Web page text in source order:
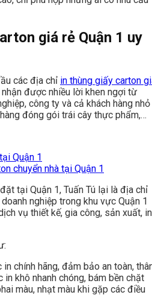
giá rẻ Quận 1 uy
các địa chỉ in thùng giấy carton
nhận được nhiều lời khen ngợi từ
công ty và cả khách hàng nhỏ
đóng gói trái cây thực phẩm,…
Quận 1
chuyển nhà tại Quận 1
tại Quận 1, Tuấn Tú lại là địa chỉ
nghiệp trong khu vực Quận 1
vụ thiết kế, gia công, sản xuất, in
chính hãng, đảm bảo an toàn,
khô nhanh chóng, bám bền chặt
màu, nhạt màu khi gặp các điều